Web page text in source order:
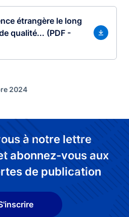
étrangère le long
qualité... (PDF -
2024
à notre lettre
abonnez-vous aux
de publication